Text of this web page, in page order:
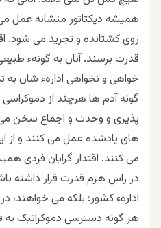
همیشه دیکتاتور منشانه عمل
روی کشتانده و تجرید می شود.
قدرت برسند. آنان به گونهء
خواهی و نخواهی ادارهء شان به
گونه آدم ها هرچند از
پذیری و وحدت و اجماع سخن
های یادشده عمل می کنند و از
می کنند. اقتدار گرایان فردی
در راس هرم قدرت قرار داشته
ادارهء کشور؛ بلکه می
هر گونه دسترسی دموکراتیک به